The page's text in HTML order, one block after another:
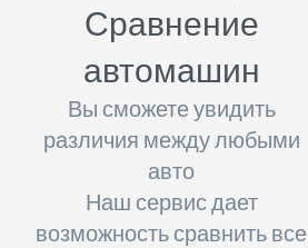
Сравнение
автомашин
Вы сможете увидить
различия между любыми
авто
Наш сервис дает
возможность сравнить все